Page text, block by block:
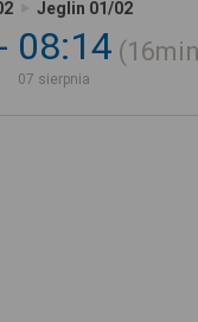
Jeglin 01/02
08:14
07 sierpnia
16min